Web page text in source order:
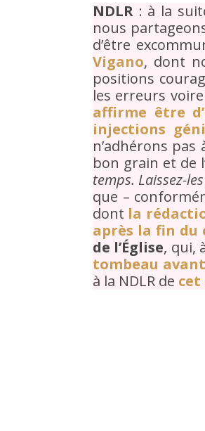
NDLR : à la
nous
d’être
Vigano, dont
positions
les erreurs
affirme être
injections
n’adhérons
bon grain et de
temps. Laissez-
que –
dont la
après la fin du
de l’Église, qui,
tombeau
à la NDLR de